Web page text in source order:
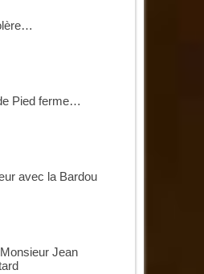
Pied ferme…
avec la Bardou
Jean